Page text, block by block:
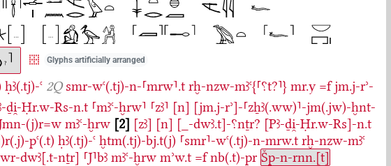
Glyphs artificially arranged
ḥꜣ(.tj)-ꜥ 2Q smr-wꜥ(.tj)-n-⸢mrw⸣.t rḫ-nzw-mꜣꜥ{⸢⸮t?⸣} mr.y =f jm.j-rʾ-
ḏi̯-Ḥr.w-Rs-n.t ⸢mꜣꜥ-ḫrw⸣ ⸢zꜣ⸣ [n] [jm.j-rʾ]-⸢zẖꜣ(.ww)⸣-jm(.jw)-ḫnt-
(j)r=w mꜣꜥ-ḫrw 2 [zꜣ] [n] [_-dwꜣ.t]-⸮nṯr? [Pꜣ-ḏi̯-Ḥr.w-Rs]-n.t
pꜥ(.t) ḥꜣ(.tj)-ꜥ ḫtm(.tj)-bj.t(j) ⸢smr⸣-wꜥ(.tj)-n-mrw.t rḫ-nzw-mꜣꜥ
dwꜣ[.t-nṯr] ⸢J⸣bꜣ mꜣꜥ-ḫrw mʾw.t =f nb(.t)-pr Šp-n-rnn.[t]